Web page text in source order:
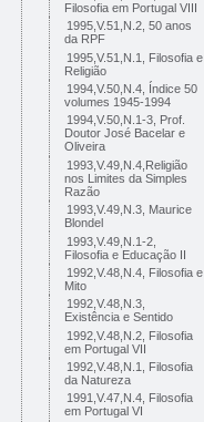
Filosofia em Portugal VIII
1995,V.51,N.2, 50 anos
da RPF
1995,V.51,N.1, Filosofia e
Religião
1994,V.50,N.4, Índice 50
volumes 1945-1994
1994,V.50,N.1-3, Prof.
Doutor José Bacelar e
Oliveira
1993,V.49,N.4,Religião
nos Limites da Simples
Razão
1993,V.49,N.3, Maurice
Blondel
1993,V.49,N.1-2,
Filosofia e Educação II
1992,V.48,N.4, Filosofia e
Mito
1992,V.48,N.3,
Existência e Sentido
1992,V.48,N.2, Filosofia
em Portugal VII
1992,V.48,N.1, Filosofia
da Natureza
1991,V.47,N.4, Filosofia
em Portugal VI